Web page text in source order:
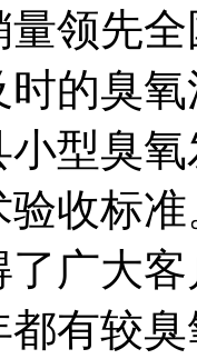
先全
时的臭
小型臭
验收标
了广大
都有较